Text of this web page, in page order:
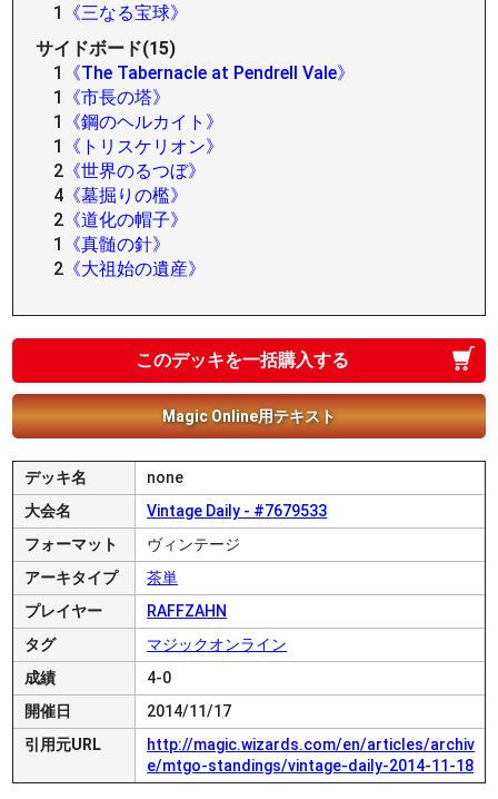
1
《三なる宝球》
サイドボード(15)
1
《The Tabernacle at Pendrell Vale》
1
《市長の塔》
1
《鋼のヘルカイト》
1
《トリスケリオン》
2 《世界のるつぼ》
4 《墓掘りの檻》
2 《道化の帽子》
1
《真髄の針》
2 《大祖始の遺産》
このデッキを一括購入する
Magic Online用テキスト
デッキ名
none
大会名
Vintage Daily - #7679533
フォーマット
ヴィンテージ
アーキタイプ
茶単
プレイヤー
RAFFZAHN
タグ
マジックオンライン
成績
4-0
開催日
2014/11/17
引用元URL
http://magic.wizards.com/en/articles/archiv
e/mtgo-standings/vintage-daily-2014-11-18